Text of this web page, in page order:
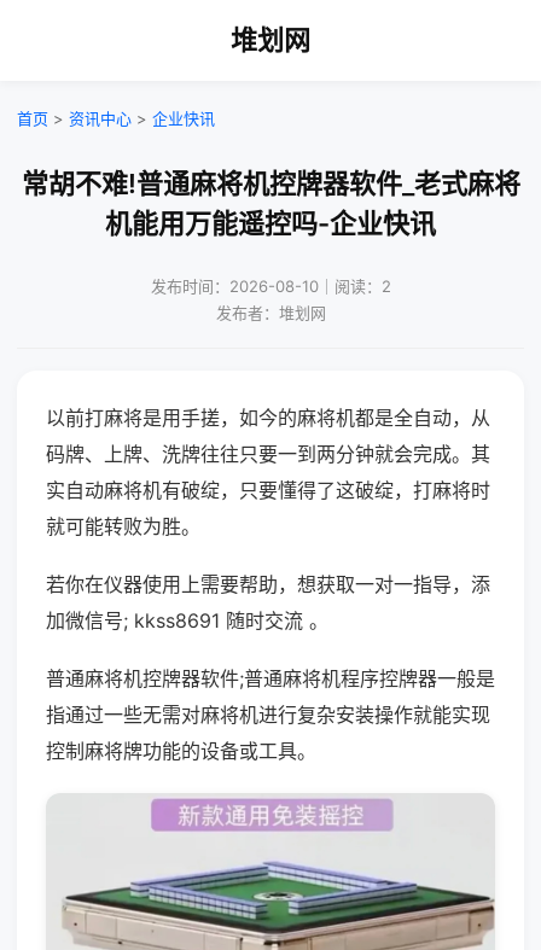
堆划网
首页 > 资讯中心 > 企业快讯
常胡不难!普通麻将机控牌器软件_老式麻将
机能用万能遥控吗-企业快讯
发布时间：2026-08-10｜阅读：2
发布者：堆划网
以前打麻将是用手搓，如今的麻将机都是全自动，从
码牌、上牌、洗牌往往只要一到两分钟就会完成。其
实自动麻将机有破绽，只要懂得了这破绽，打麻将时
就可能转败为胜。
若你在仪器使用上需要帮助，想获取一对一指导，添
加微信号; kkss8691 随时交流 。
普通麻将机控牌器软件;普通麻将机程序控牌器一般是
指通过一些无需对麻将机进行复杂安装操作就能实现
控制麻将牌功能的设备或工具。